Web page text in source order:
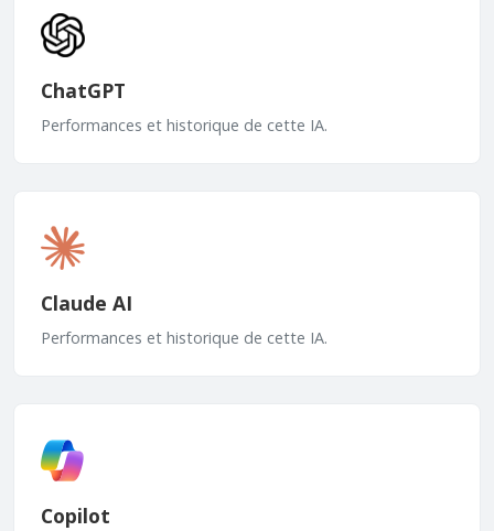
ChatGPT
Performances et historique de cette IA.
Claude AI
Performances et historique de cette IA.
Copilot